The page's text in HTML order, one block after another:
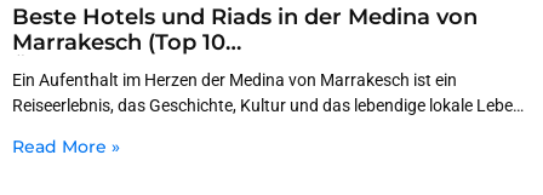
Beste Hotels und Riads in der Medina von
Marrakesch (Top 10
Übernachtungsmöglichkeiten für 2026
Reiseführer)
Ein Aufenthalt im Herzen der Medina von Marrakesch ist ein
Reiseerlebnis, das Geschichte, Kultur und das lebendige lokale Leben
Read More »